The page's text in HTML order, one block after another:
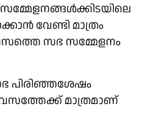
വേണ്ടി മാത്രം
സഭ സമ്മേളനം
പിരിഞ്ഞശേഷം
മാത്രമാണ്